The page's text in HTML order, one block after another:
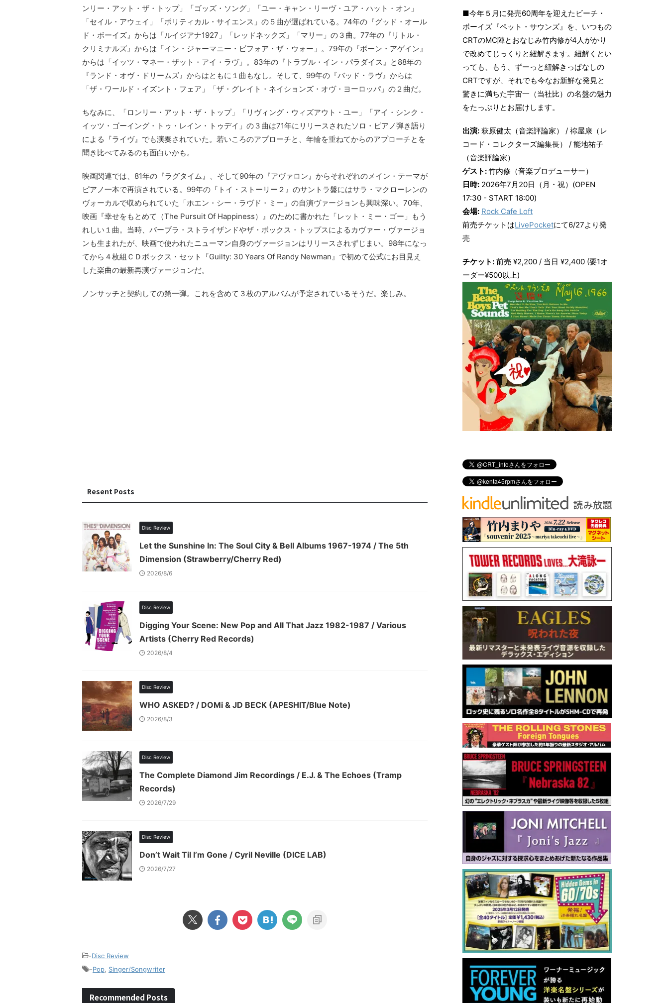
ンリー・アット・ザ・トップ」「ゴッズ・ソング」「ユー・キャン・リーヴ・ユア・ハット・オン」
「セイル・アウェイ」「ポリティカル・サイエンス」の５曲が選ばれている。74年の『グッド・オール
ド・ボーイズ』からは「ルイジアナ1927」「レッドネックズ」「マリー」の３曲。77年の『リトル・
クリミナルズ』からは「イン・ジャーマニー・ビフォア・ザ・ウォー」。79年の『ボーン・アゲイン』
からは「イッツ・マネー・ザット・アイ・ラヴ」。83年の『トラブル・イン・パラダイス』と88年の
『ランド・オヴ・ドリームズ』からはともに１曲もなし。そして、99年の『バッド・ラヴ』からは
「ザ・ワールド・イズント・フェア」「ザ・グレイト・ネイションズ・オヴ・ヨーロッパ」の２曲だ。
ちなみに、「ロンリー・アット・ザ・トップ」「リヴィング・ウィズアウト・ユー」「アイ・シンク・
イッツ・ゴーイング・トゥ・レイン・トゥデイ」の３曲は71年にリリースされたソロ・ピアノ弾き語り
による『ライヴ』でも演奏されていた。若いころのアプローチと、年輪を重ねてからのアプローチとを
聞き比べてみるのも面白いかも。
映画関連では、81年の『ラグタイム』、そして90年の『アヴァロン』からそれぞれのメイン・テーマが
ピアノ一本で再演されている。99年の『トイ・ストーリー２』のサントラ盤にはサラ・マクローレンの
ヴォーカルで収められていた「ホエン・シー・ラヴド・ミー」の自演ヴァージョンも興味深い。70年、
映画『幸せをもとめて（The Pursuit Of Happiness）』のために書かれた「レット・ミー・ゴー」もう
れしい１曲。当時、バーブラ・ストライザンドやザ・ボックス・トップスによるカヴァー・ヴァージョ
ンも生まれたが、映画で使われたニューマン自身のヴァージョンはリリースされずじまい。98年になっ
てから４枚組ＣＤボックス・セット『Guilty: 30 Years Of Randy Newman』で初めて公式にお目見え
した楽曲の最新再演ヴァージョンだ。
ノンサッチと契約しての第一弾。これを含めて３枚のアルバムが予定されているそうだ。楽しみ。
Resent Posts
Disc Review
Let the Sunshine In: The Soul City & Bell Albums 1967-1974 / The 5th
Dimension (Strawberry/Cherry Red)
2026/8/6
Disc Review
Digging Your Scene: New Pop and All That Jazz 1982-1987 / Various
Artists (Cherry Red Records)
2026/8/4
Disc Review
WHO ASKED? / DOMi & JD BECK (APESHIT/Blue Note)
2026/8/3
Disc Review
The Complete Diamond Jim Recordings / E.J. & The Echoes (Tramp
Records)
2026/7/29
Disc Review
Don’t Wait Til I’m Gone / Cyril Neville (DICE LAB)
2026/7/27
-Disc Review
-Pop Singer/Songwriter
Recommended Posts
■今年５月に発売60周年を迎えたビーチ・
ボーイズ『ペット・サウンズ』を、いつもの
CRTのMC陣とおなじみ竹内修が4人がかり
で改めてじっくりと紐解きます。紐解くとい
っても、もう、ずーっと紐解きっぱなしの
CRTですが、それでも今なお新鮮な発見と
驚きに満ちた宇宙一（当社比）の名盤の魅力
をたっぷりとお届けします。
出演: 萩原健太（音楽評論家） / 祢屋康（レ
コード・コレクターズ編集長） / 能地祐子
（音楽評論家）
ゲスト:竹内修（音楽プロデューサー）
日時: 2026年7月20日（月・祝）(OPEN
17:30 - START 18:00)
会場: Rock Cafe Loft
前売チケットはLivePocketにて6/27より発
売
チケット: 前売 ¥2,200 / 当日 ¥2,400 (要1オ
ーダー¥500以上)